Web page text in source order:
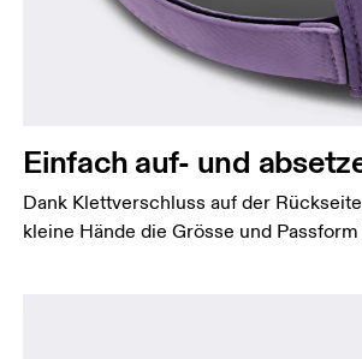
Einfach auf- und
Dank Klettverschluss auf der
kleine Hände die Grösse und